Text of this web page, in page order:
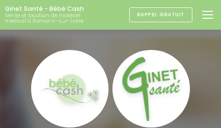
Aller
au
contenu
principal
Ginet Santé - Bébé Cash
Vente et location de matériel
médical à Romans-sur-Isère
RAPPEL GRATUIT